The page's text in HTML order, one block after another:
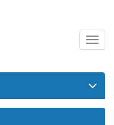
導
覽
關